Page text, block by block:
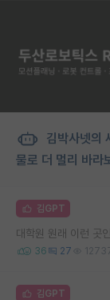
김박사넷의
물로 더 멀리 바라
김GPT
대학원 원래 이런 곳
36 27
김GPT